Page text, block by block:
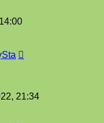
21:34